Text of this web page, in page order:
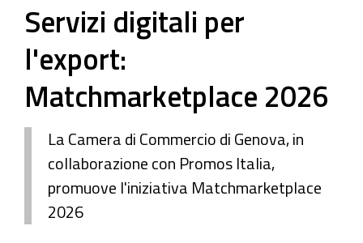
Servizi digitali per
l'export:
Matchmarketplace 2026
La Camera di Commercio di Genova, in
collaborazione con Promos Italia,
promuove l'iniziativa Matchmarketplace
2026